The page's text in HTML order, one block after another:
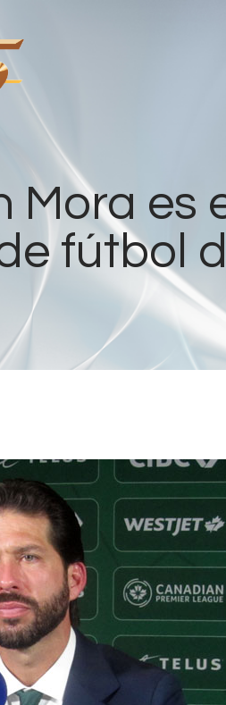
Mora es
fútbol
Sports
News
Events
Store
Cine